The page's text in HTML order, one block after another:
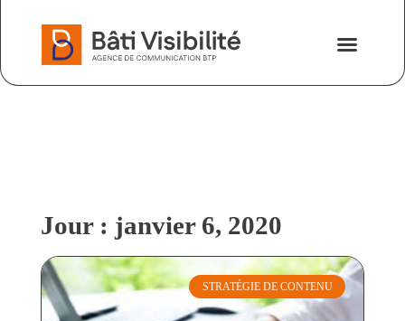
Jour : janvier 6, 2020
STRATÉGIE DE CONTENU